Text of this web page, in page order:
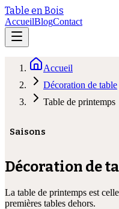
Table en Bois
AccueilBlogContact
Accueil
Décoration de table
Table de printemps
Saisons
Décoration de
La table de printemps est
premières tables dehors.